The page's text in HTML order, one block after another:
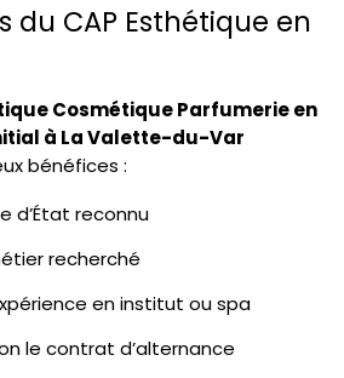
du CAP Esthétique en
Cosmétique Parfumerieen
à La Valette-du-Var
bénéfices :
d’État reconnu
recherché
en institut ou spa
le contrat d’alternance